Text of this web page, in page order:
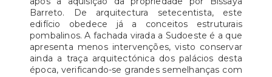
Barreto. De arquitectura setecentista, este
edifício obedece já a conceitos estruturais
pombalinos. A fachada virada a Sudoeste é a que
apresenta menos intervenções, visto conservar
ainda a traça arquitectónica dos palácios desta
época, verificando-se grandes semelhanças com